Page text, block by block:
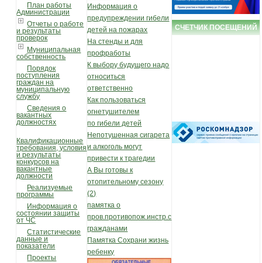
План работы
Администрации
Отчеты о работе
и результаты
проверок
Муниципальная
собственность
Порядок
поступления
граждан на
муниципальную
службу
Сведения о
вакантных
должностях
Квалификационные
требования, условия
и результаты
конкурсов на
вакантные
должности
Реализуемые
программы
Информация о
состоянии защиты
от ЧС
Статистические
данные и
показатели
Проекты
Информация о
предупреждении гибели
детей на пожарах
На стенды и для
профработы
К выбору будущего надо
относиться
ответственно
Как пользоваться
огнетушителем
по гибели детей
Непотушенная сигарета
и алкоголь могут
привести к трагедии
А Вы готовы к
отопительному сезону
(2)
памятка о
пров.противопож.инстр.с
гражданами
Памятка Сохрани жизнь
ребенку
СЧЕТЧИК ПОСЕЩЕНИЙ